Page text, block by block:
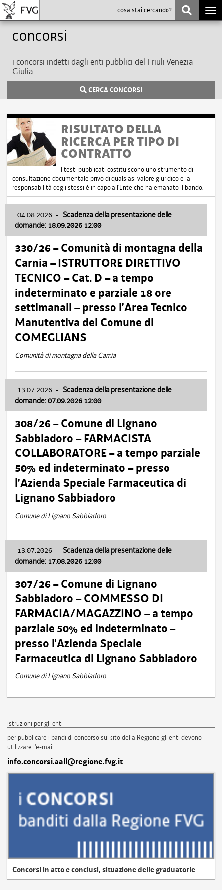
Concorsi
i concorsi indetti dagli enti pubblici del Friuli Venezia
Giulia
CERCA CONCORSI
RISULTATO DELLA
RICERCA PER TIPO DI
CONTRATTO
I testi pubblicati costituiscono uno strumento di
consultazione documentale privo di qualsiasi valore giuridico e la
responsabilità degli stessi è in capo all'Ente che ha emanato il bando.
04.08.2026 - Scadenza della presentazione delle
domande: 18.09.2026 12:00
330/26 – Comunità di montagna della
Carnia – ISTRUTTORE DIRETTIVO
TECNICO – Cat. D – a tempo
indeterminato e parziale 18 ore
settimanali – presso l’Area Tecnico
Manutentiva del Comune di
COMEGLIANS
Comunità di montagna della Carnia
13.07.2026 - Scadenza della presentazione delle
domande: 07.09.2026 12:00
308/26 – Comune di Lignano
Sabbiadoro – FARMACISTA
COLLABORATORE – a tempo parziale
50% ed indeterminato – presso
l’Azienda Speciale Farmaceutica di
Lignano Sabbiadoro
Comune di Lignano Sabbiadoro
13.07.2026 - Scadenza della presentazione delle
domande: 17.08.2026 12:00
307/26 – Comune di Lignano
Sabbiadoro – COMMESSO DI
FARMACIA/MAGAZZINO – a tempo
parziale 50% ed indeterminato –
presso l’Azienda Speciale
Farmaceutica di Lignano Sabbiadoro
Comune di Lignano Sabbiadoro
istruzioni per gli enti
per pubblicare i bandi di concorso sul sito della Regione gli enti devono
utilizzare l'e-mail
info.concorsi.aall@regione.fvg.it
Concorsi in atto e conclusi, situazione delle graduatorie